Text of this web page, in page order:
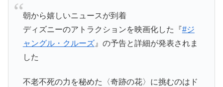
朝から嬉しいニュースが到着
ディズニーのアトラクションを映画化した『#ジ
ャングル・クルーズ』の予告と詳細が発表されま
した
不老不死の力を秘めた〈奇跡の花〉に挑むのはド